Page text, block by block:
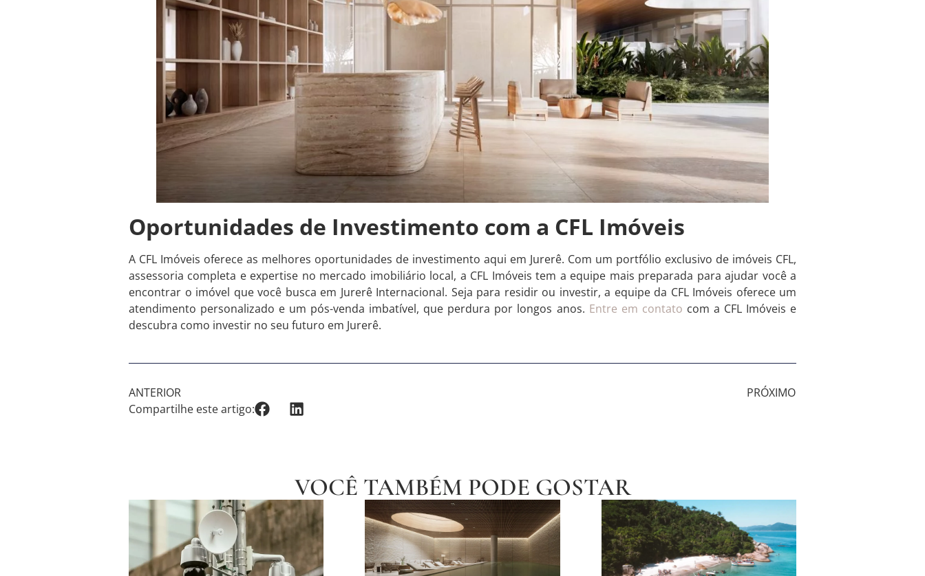
Oportunidades de Investimento com a CFL Imóveis
A CFL Imóveis oferece as melhores oportunidades de investimento aqui em Jurerê. Com um portfólio exclusivo de imóveis CFL,
assessoria completa e expertise no mercado imobiliário local, a CFL Imóveis tem a equipe mais preparada para ajudar você a
encontrar o imóvel que você busca em Jurerê Internacional. Seja para residir ou investir, a equipe da CFL Imóveis oferece um
atendimento personalizado e um pós-venda imbatível, que perdura por longos anos. Entre em contato com a CFL Imóveis e
descubra como investir no seu futuro em Jurerê.
ANTERIOR
PRÓXIMO
Compartilhe este artigo:
VOCÊ TAMBÉM PODE GOSTAR